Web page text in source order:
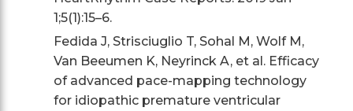
1;5(1):15–6.
Fedida J, Strisciuglio T, Sohal M, Wolf M,
Van Beeumen K, Neyrinck A, et al. Efficacy
of advanced pace-mapping technology
for idiopathic premature ventricular